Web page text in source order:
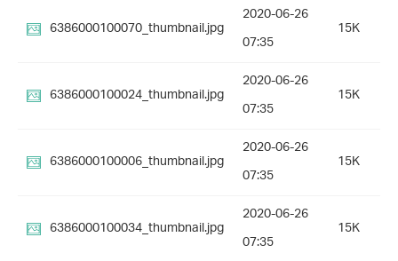
6386000100070_thumbnail.jpg
2020-06-26
07:35
15K
6386000100024_thumbnail.jpg
2020-06-26
07:35
15K
6386000100006_thumbnail.jpg
2020-06-26
07:35
15K
6386000100034_thumbnail.jpg
2020-06-26
07:35
15K